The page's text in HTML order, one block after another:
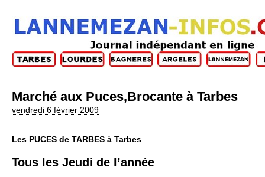
Marché aux Puces,Brocante à Tarbes
vendredi 6 février 2009
Les PUCES de TARBES à Tarbes
Tous les Jeudi de l’année